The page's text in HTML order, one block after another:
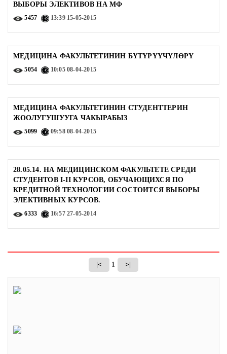
ВЫБОРЫ ЭЛЕКТИВОВ НА МФ
5457 13:39 15-05-2015
МЕДИЦИНА ФАКУЛЬТЕТИНИН БҮТҮРҮҮЧҮЛӨРҮ
5054 10:0508-04-2015
МЕДИЦИНА ФАКУЛЬТЕТИНИН СТУДЕНТТЕРИН
ЖООЛУГУШУУГА ЧАКЫРАБЫЗ
5099 09:5808-04-2015
28.05.14. НА МЕДИЦИНСКОМ ФАКУЛЬТЕТЕ СРЕДИ
СТУДЕНТОВ I-II КУРСОВ, ОБУЧАЮЩИХСЯ ПО
КРЕДИТНОЙ ТЕХНОЛОГИИ СОСТОИТСЯ ВЫБОРЫ
ЭЛЕКТИВНЫХ КУРСОВ.
6333 16:5727-05-2014
|< 1 >|